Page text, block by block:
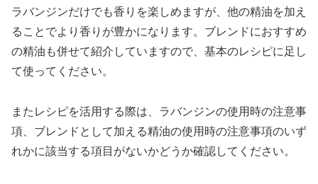
ラバンジンだけでも香りを楽しめますが、他の精油を加え
ることでより香りが豊かになります。ブレンドにおすすめ
の精油も併せて紹介していますので、基本のレシピに足し
て使ってください。
またレシピを活用する際は、ラバンジンの使用時の注意事
項、ブレンドとして加える精油の使用時の注意事項のいず
れかに該当する項目がないかどうか確認してください。